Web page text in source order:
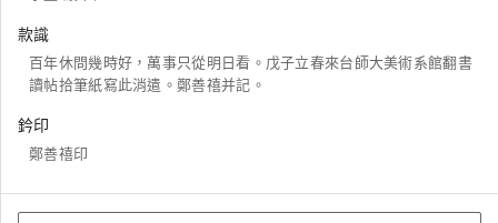
款識
百年休問幾時好，萬事只從明日看。戊子立春來台師大美術系館翻書
讀帖拾筆紙寫此消遣。鄭善禧并記。
鈐印
鄭善禧印